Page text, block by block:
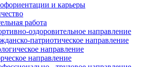
и карьеры
работа
оздоровительное направление
патриотическое направление
направление
направление